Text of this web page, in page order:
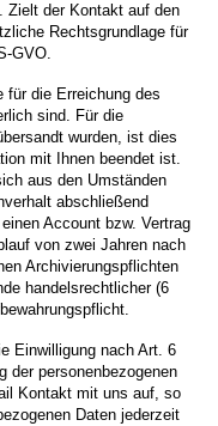
Zielt der Kontakt auf den
Rechtsgrundlage für
GVO.
für die Erreichung des
sind. Für die
wurden, ist dies
mit Ihnen beendet ist.
aus den Umständen
abschließend
Account bzw. Vertrag
von zwei Jahren nach
Archivierungspflichten
handelsrechtlicher (6
Einwilligung nach Art. 6
der personenbezogenen
Kontakt mit uns auf, so
Daten jederzeit